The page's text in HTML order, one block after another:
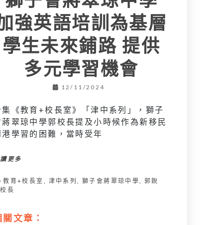
強英語培訓為基層
學生未來鋪路 提供
多元學習機會
12/11/2024
集《教育+校長室》「津中系列」，獅子
蔣翠琼中學郭校長提及小時候作為新移民
港學習的困難，當時受年
更多
教育+校長室 , 津中系列, 獅子會蔣翠琼中學, 郭銳
長
關文章：